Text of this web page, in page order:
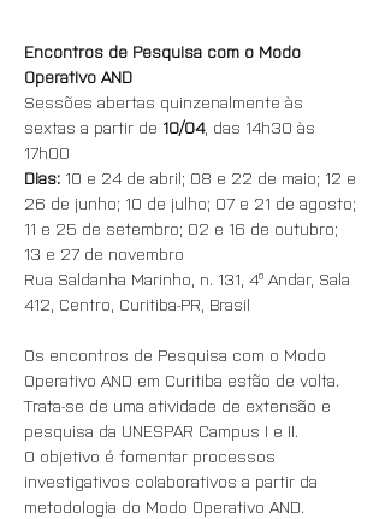
Encontros de Pesquisa com o Modo
Operativo AND
Sessões abertas quinzenalmente às
sextas a partir de 10/04, das 14h30 às
17h00
Dias: 10 e 24 de abril; 08 e 22 de maio; 12 e
26 de junho; 10 de julho; 07 e 21 de agosto;
11 e 25 de setembro; 02 e 16 de outubro;
13 e 27 de novembro
Rua Saldanha Marinho, n. 131, 4º Andar, Sala
412, Centro, Curitiba-PR, Brasil
Os encontros de Pesquisa com o Modo
Operativo AND em Curitiba estão de volta.
Trata-se de uma atividade de extensão e
pesquisa da UNESPAR Campus I e II.
O objetivo é fomentar processos
investigativos colaborativos a partir da
metodologia do Modo Operativo AND.